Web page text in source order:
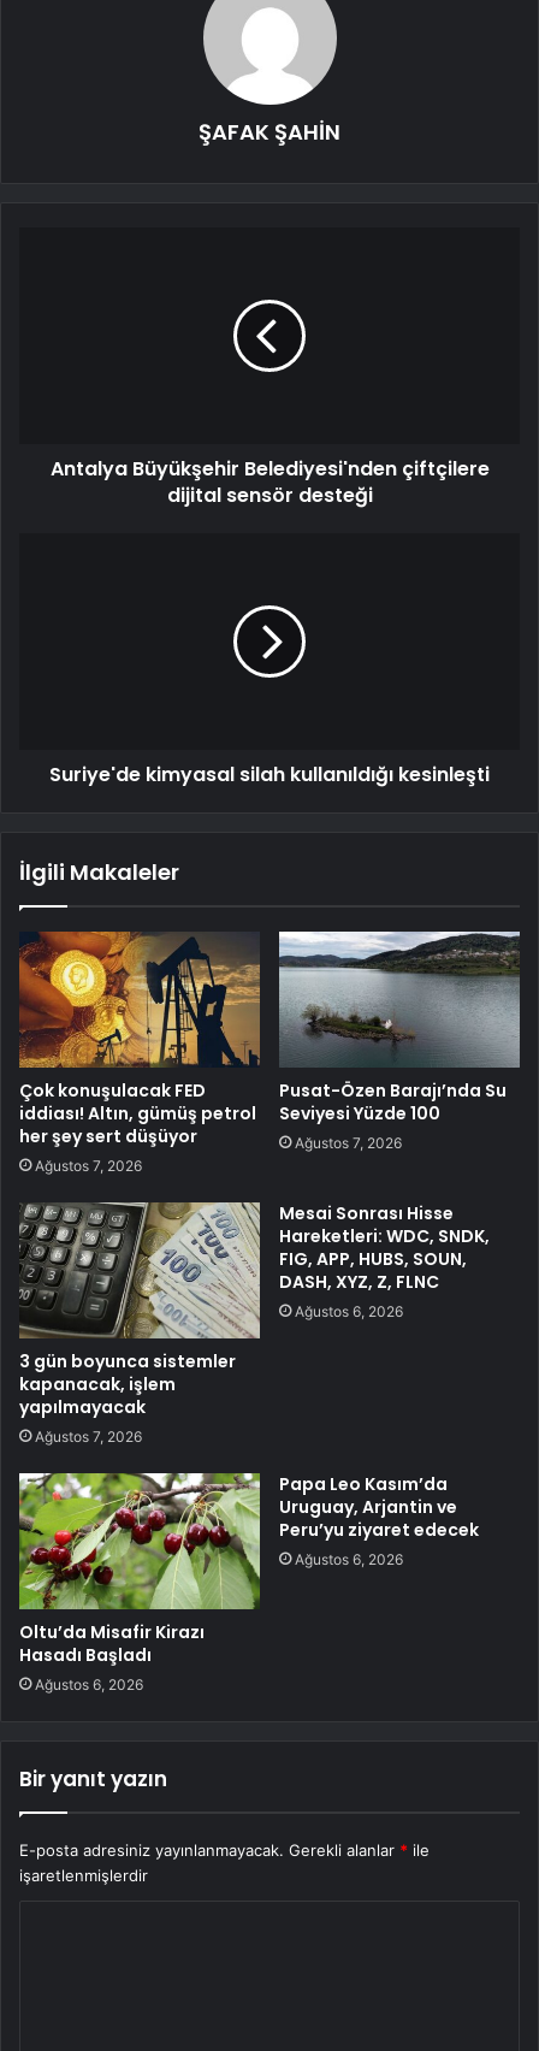
ŞAFAK ŞAHİN
Antalya Büyükşehir Belediyesi'nden çiftçilere
dijital sensör desteği
Suriye'de kimyasal silah kullanıldığı kesinleşti
İlgili Makaleler
Çok konuşulacak FED
iddiası! Altın, gümüş petrol
her şey sert düşüyor
Ağustos 7, 2026
Pusat-Özen Barajı’nda Su
Seviyesi Yüzde 100
Ağustos 7, 2026
3 gün boyunca sistemler
kapanacak, işlem
yapılmayacak
Ağustos 7, 2026
Mesai Sonrası Hisse
Hareketleri: WDC, SNDK,
FIG, APP, HUBS, SOUN,
DASH, XYZ, Z, FLNC
Ağustos 6, 2026
Oltu’da Misafir Kirazı
Hasadı Başladı
Ağustos 6, 2026
Papa Leo Kasım’da
Uruguay, Arjantin ve
Peru’yu ziyaret edecek
Ağustos 6, 2026
Bir yanıt yazın
E-posta adresiniz yayınlanmayacak. Gerekli alanlar * ile
işaretlenmişlerdir